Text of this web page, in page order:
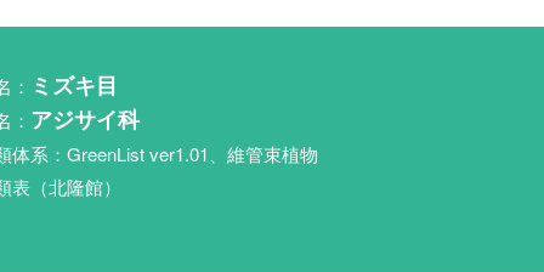
： ミズキ目
： アジサイ科
体系：GreenList ver1.01、維管束植物
表（北隆館）